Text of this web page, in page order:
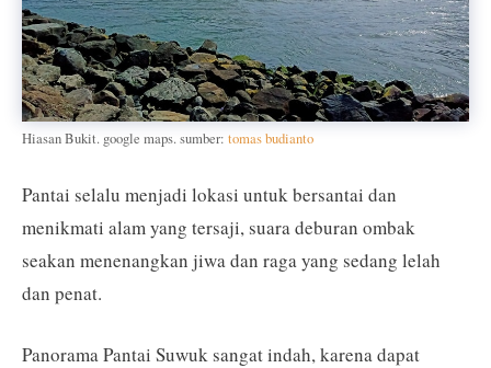
Hiasan Bukit. google maps. sumber: tomas budianto
Pantai selalu menjadi lokasi untuk bersantai dan
menikmati alam yang tersaji, suara deburan ombak
seakan menenangkan jiwa dan raga yang sedang lelah
dan penat.
Panorama Pantai Suwuk sangat indah, karena dapat